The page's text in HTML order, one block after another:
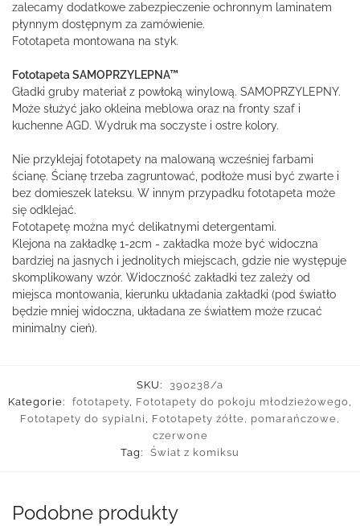
zalecamy dodatkowe zabezpieczenie ochronnym laminatem
płynnym dostępnym za zamówienie.
Fototapeta montowana na styk.
Fototapeta SAMOPRZYLEPNA™
Gładki gruby materiał z powłoką winylową. SAMOPRZYLEPNY.
Może służyć jako okleina meblowa oraz na fronty szaf i
kuchenne AGD. Wydruk ma soczyste i ostre kolory.
Nie przyklejaj fototapety na malowaną wcześniej farbami
ścianę. Ścianę trzeba zagruntować, podłoże musi być zwarte i
bez domieszek lateksu. W innym przypadku fototapeta może
się odklejać.
Fototapetę można myć delikatnymi detergentami.
Klejona na zakładkę 1-2cm - zakładka może być widoczna
bardziej na jasnych i jednolitych miejscach, gdzie nie występuje
skomplikowany wzór. Widoczność zakładki tez zależy od
miejsca montowania, kierunku układania zakładki (pod światło
będzie mniej widoczna, układana ze światłem może rzucać
minimalny cień).
SKU:
390238/a
Kategorie:
fototapety, Fototapety do pokoju młodzieżowego,
Fototapety do sypialni , Fototapety żółte, pomarańczowe,
czerwone
Tag:
Świat z komiksu
Podobne produkty